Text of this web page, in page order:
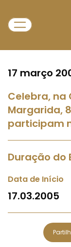
17 março
Celebra, na
Margarida,
participam
Duração do
Data de Início
17.03.2005